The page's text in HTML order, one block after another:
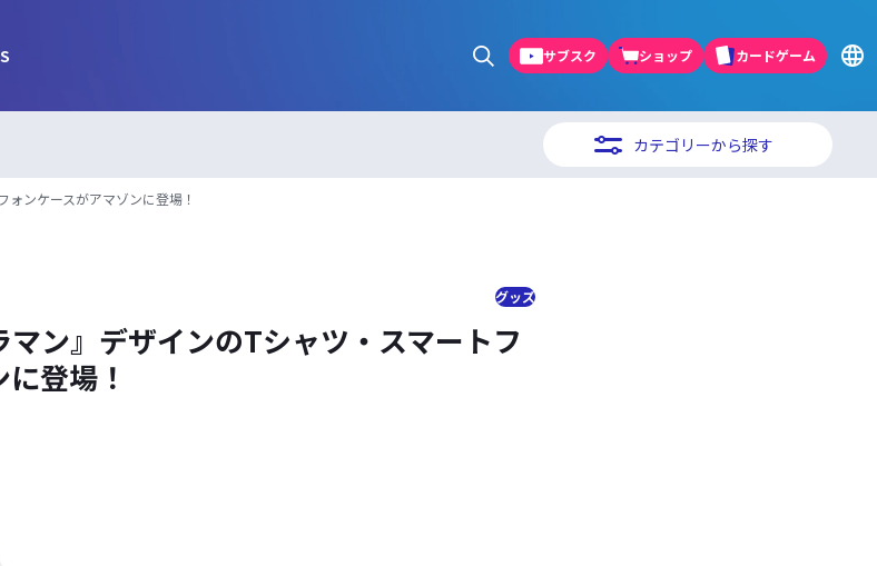
サブスク ショップ カードゲーム
カテゴリーから探す
ンケースがアマゾンに登場！
グッズ
ン』デザインのTシャツ・スマートフ
登場！